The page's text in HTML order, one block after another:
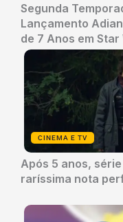
Segunda
Lançamento
de 7 Anos em Star
CINEMA E TV
Após 5 anos,
raríssima nota